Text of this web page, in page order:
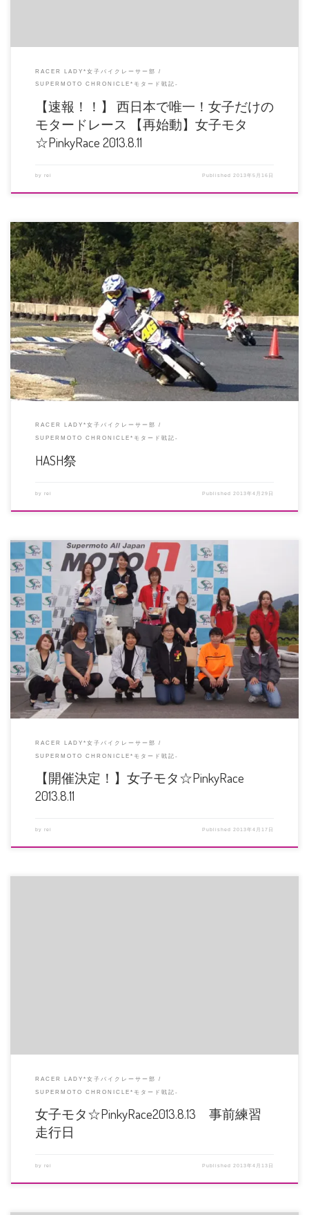
RACER LADY*女子バイクレーサー部
SUPERMOTO CHRONICLE*モタード戦記-
【速報！！】 西日本で唯一！女子だけの
モタードレース 【再始動】女子モタ
☆PinkyRace 2013.8.11
by rei Published2013年5月16日
HASH祭な皆さま、おつかれさまでした！ 無料走行会に、試乗会に、オーナー
お手製の燻製に、充実した一 […]
RACER LADY*女子バイクレーサー部
SUPERMOTO CHRONICLE*モタード戦記-
HASH祭
by rei Published2013年4月29日
今年もやります！女子だけのモタードレース 関西、四国の方に声をかけさせて
いただいたところ、参戦希望者 […]
RACER LADY*女子バイクレーサー部
SUPERMOTO CHRONICLE*モタード戦記-
【開催決定！】女子モタ☆PinkyRace
2013.8.11
by rei Published2013年4月17日
RACER LADY*女子バイクレーサー部
SUPERMOTO CHRONICLE*モタード戦記-
女子モタ☆PinkyRace2013.8.13 事前練習
走行日
by rei Published2013年4月13日